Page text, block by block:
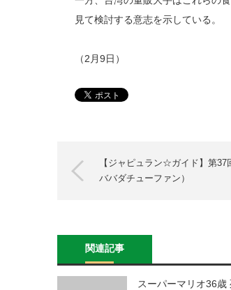
見て検討する意志を示している。
（2月9日）
【ジャピュラン☆ガイド】第37
ババダチューファン）
関連記事
スーパーマリオ36歳